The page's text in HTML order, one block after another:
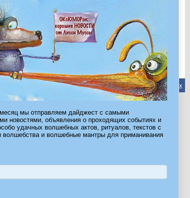
мы отправляем дайджест с самыми
новостями, объявления о проходящих событиях и
удачных волшебных актов, ритуалов, текстов с
волшебства и волшебные мантры для приманивания
Обратная связь-Форум Волшебников-Архив-Вверх
ДЛЯ ВСЕХ